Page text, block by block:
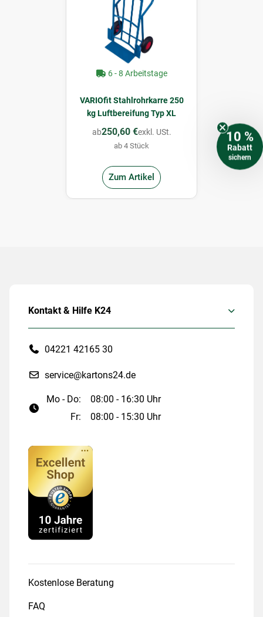
6 - 8 Arbeitstage
VARIOfit Stahlrohrkarre 250
kg Luftbereifung Typ XL
ab250,60 €exkl. USt.
ab 4 Stück
Zum Artikel
Kontakt & Hilfe K24
04221 42165 30
service@kartons24.de
Mo - Do:
08:00 - 16:30 Uhr
Fr:
08:00 - 15:30 Uhr
Kostenlose Beratung
FAQ
10 %
Rabatt
sichern